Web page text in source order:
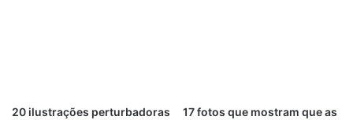
20 ilustrações perturbadoras
17 fotos que mostram que as